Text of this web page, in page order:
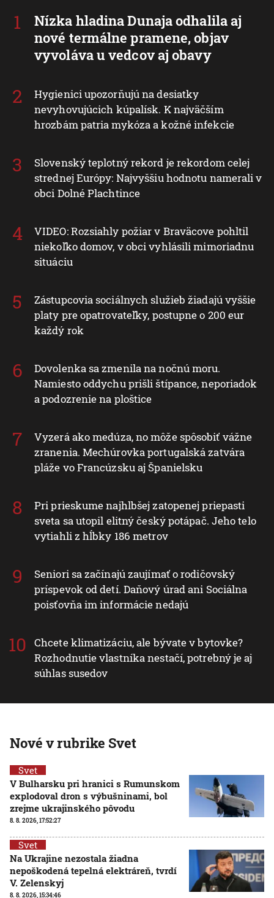
Nízka hladina Dunaja odhalila aj
nové termálne pramene, objav
vyvoláva u vedcov aj obavy
Hygienici upozorňujú na desiatky
nevyhovujúcich kúpalísk. K najväčším
hrozbám patria mykóza a kožné infekcie
Slovenský teplotný rekord je rekordom celej
strednej Európy: Najvyššiu hodnotu namerali v
obci Dolné Plachtince
VIDEO: Rozsiahly požiar v Braväcove pohltil
niekoľko domov, v obci vyhlásili mimoriadnu
situáciu
Zástupcovia sociálnych služieb žiadajú vyššie
platy pre opatrovateľky, postupne o 200 eur
každý rok
Dovolenka sa zmenila na nočnú moru.
Namiesto oddychu prišli štípance, neporiadok
a podozrenie na ploštice
Vyzerá ako medúza, no môže spôsobiť vážne
zranenia. Mechúrovka portugalská zatvára
pláže vo Francúzsku aj Španielsku
Pri prieskume najhlbšej zatopenej priepasti
sveta sa utopil elitný český potápač. Jeho telo
vytiahli z hĺbky 186 metrov
Seniori sa začínajú zaujímať o rodičovský
príspevok od detí. Daňový úrad ani Sociálna
poisťovňa im informácie nedajú
Chcete klimatizáciu, ale bývate v bytovke?
Rozhodnutie vlastníka nestačí, potrebný je aj
súhlas susedov
Nové v rubrike Svet
Svet
V Bulharsku pri hranici s Rumunskom
explodoval dron s výbušninami, bol
zrejme ukrajinského pôvodu
8. 8. 2026, 17:52:27
Svet
Na Ukrajine nezostala žiadna
nepoškodená tepelná elektráreň, tvrdí
V. Zelenskyj
8. 8. 2026, 15:34:46